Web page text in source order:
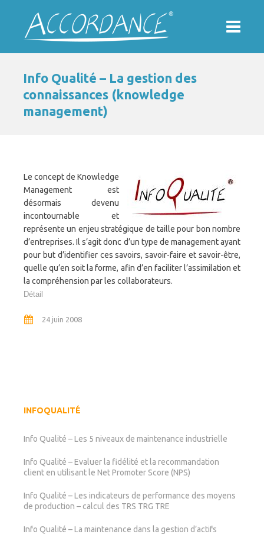
Info Qualité – La gestion des
connaissances (knowledge
management)
Le concept de Knowledge
Management est
désormais devenu
incontournable et
représente un enjeu stratégique de taille pour bon nombre
d’entreprises. Il s’agit donc d’un type de management ayant
pour but d’identifier ces savoirs, savoir-faire et savoir-être,
quelle qu’en soit la forme, afin d’en faciliter l’assimilation et
la compréhension par les collaborateurs.
Détail
24 juin 2008
INFOQUALITÉ
Info Qualité – Les 5 niveaux de maintenance industrielle
Info Qualité – Evaluer la fidélité et la recommandation
client en utilisant le Net Promoter Score (NPS)
Info Qualité – Les indicateurs de performance des moyens
de production – calcul des TRS TRG TRE
Info Qualité – La maintenance dans la gestion d’actifs